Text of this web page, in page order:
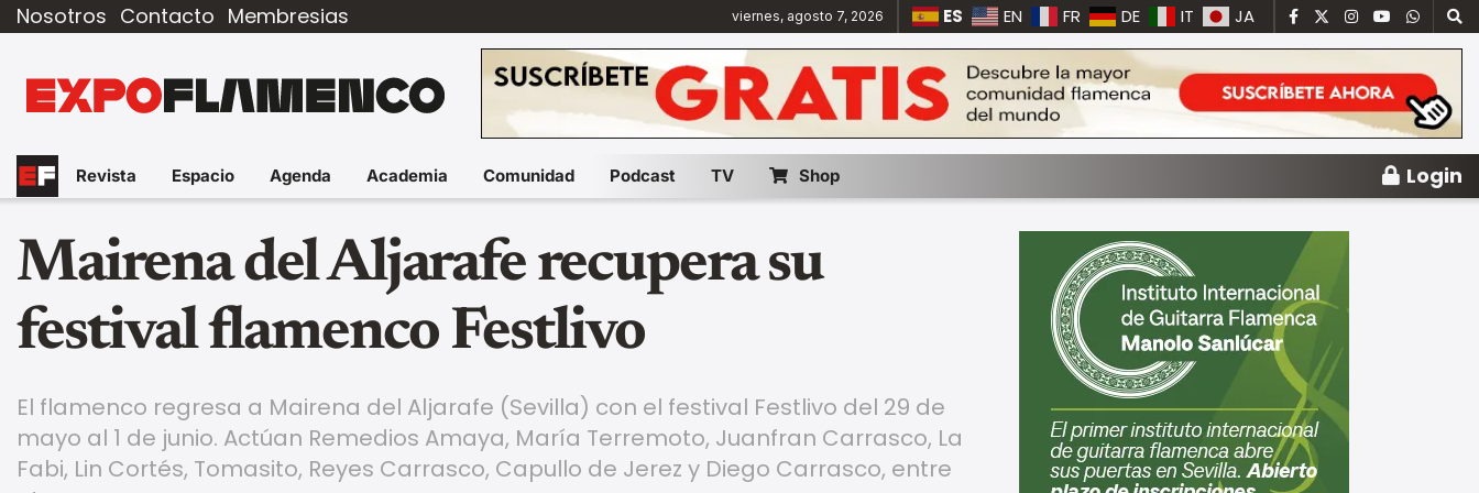
Nosotros Contacto Membresias viernes, agosto 7, 2026 ES EN FR DE IT JA
Revista Espacio Agenda Academia Comunidad Podcast TV Shop Login
Mairena del Aljarafe recupera su
festival flamenco Festlivo
El flamenco regresa a Mairena del Aljarafe (Sevilla) con el festival Festlivo del 29 de
mayo al 1 de junio. Actúan Remedios Amaya, María Terremoto, Juanfran Carrasco, La
Fabi, Lin Cortés, Tomasito, Reyes Carrasco, Capullo de Jerez y Diego Carrasco, entre